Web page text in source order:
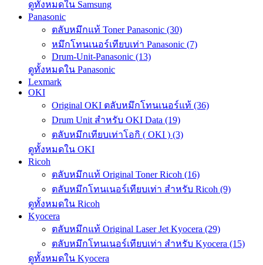
ดูทั้งหมดใน Samsung
Panasonic
ตลับหมึกแท้ Toner Panasonic (30)
หมึกโทนเนอร์เทียบเท่า Panasonic (7)
Drum-Unit-Panasonic (13)
ดูทั้งหมดใน Panasonic
Lexmark
OKI
Original OKI ตลับหมึกโทนเนอร์แท้ (36)
Drum Unit สำหรับ OKI Data (19)
ตลับหมึกเทียบเท่าโอกิ ( OKI ) (3)
ดูทั้งหมดใน OKI
Ricoh
ตลับหมึกแท้ Original Toner Ricoh (16)
ตลับหมึกโทนเนอร์เทียบเท่า สำหรับ Ricoh (9)
ดูทั้งหมดใน Ricoh
Kyocera
ตลับหมึกแท้ Original Laser Jet Kyocera (29)
ตลับหมึกโทนเนอร์เทียบเท่า สำหรับ Kyocera (15)
ดูทั้งหมดใน Kyocera